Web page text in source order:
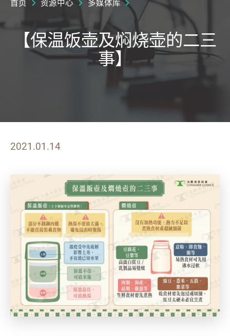
首页 资源中心 多媒体库
【保温饭壶及焖烧壶的二三
事】
2021.01.14